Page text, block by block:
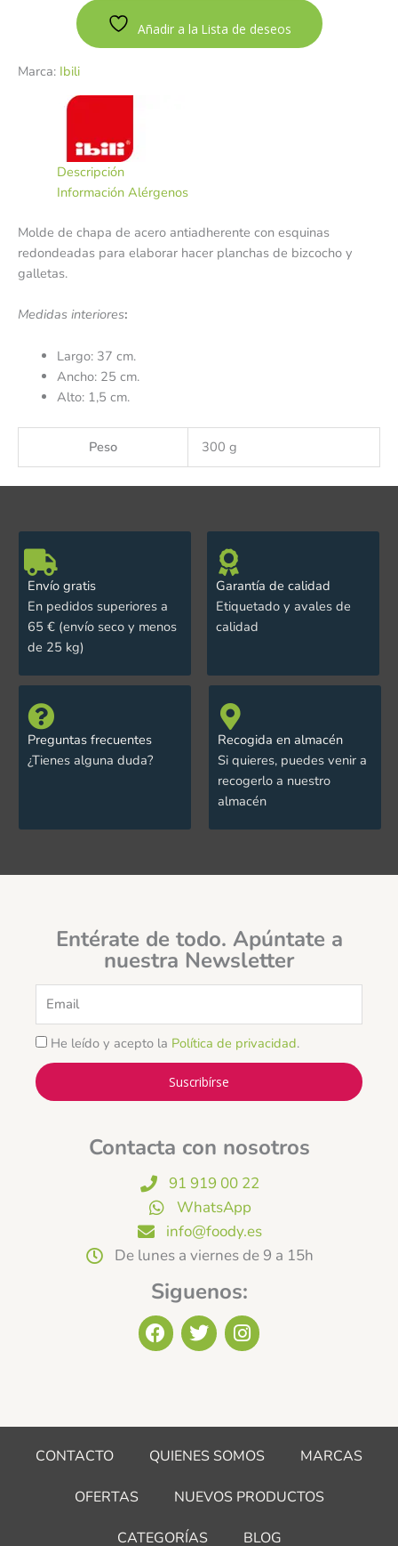
Añadir a la Lista de deseos
Marca: Ibili
Descripción
Información Alérgenos
Molde de chapa de acero antiadherente con esquinas
redondeadas para elaborar hacer planchas de bizcocho y
galletas.
Medidas interiores:
Largo: 37 cm.
Ancho: 25 cm.
Alto: 1,5 cm.
Peso 300 g
Envío gratis
En pedidos superiores a
65 € (envío seco y menos
de 25 kg)
Garantía de calidad
Etiquetado y avales de
calidad
Preguntas frecuentes
¿Tienes alguna duda?
Recogida en almacén
Si quieres, puedes venir a
recogerlo a nuestro
almacén
Entérate de todo. Apúntate a
nuestra Newsletter
He leído y acepto la Política de privacidad.
Suscribírse
Contacta con nosotros
91 919 00 22
WhatsApp
info@foody.es
De lunes a viernes de 9 a 15h
Siguenos:
F
a
o
k
T
w
e
I
n
g
a
CONTACTO QUIENES SOMOS MARCAS
OFERTAS NUEVOS PRODUCTOS
CATEGORÍAS BLOG